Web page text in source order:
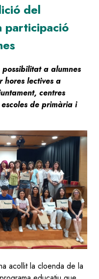
del
participació
a alumnes
hores lectives a
centres
de primària i
acollit la cloenda de la